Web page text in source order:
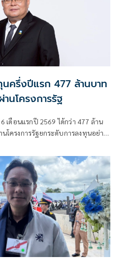
ครึ่งปีแรก 477 ล้านบาท
นโครงการรัฐ
เดือนแรกปี 2569 ได้กว่า 477 ล้าน
โครงการรัฐยกระดับการลงทุนอย่าง